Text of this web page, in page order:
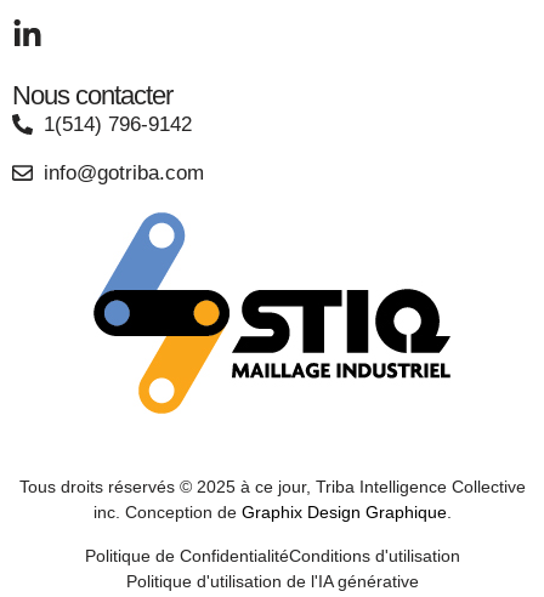
Nous contacter
1(514) 796-9142
info@gotriba.com
Tous droits réservés © 2025 à ce jour, Triba Intelligence Collective
inc. Conception de Graphix Design Graphique.
Politique de ConfidentialitéConditions d'utilisation
Politique d'utilisation de l'IA générative